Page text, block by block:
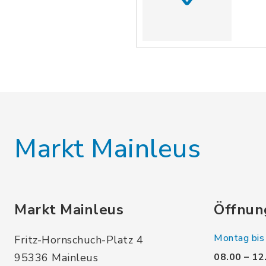
Markt Mainleus
Markt Mainleus
Fritz-Hornschuch-Platz 4
95336 Mainleus
Montag
08.00 –